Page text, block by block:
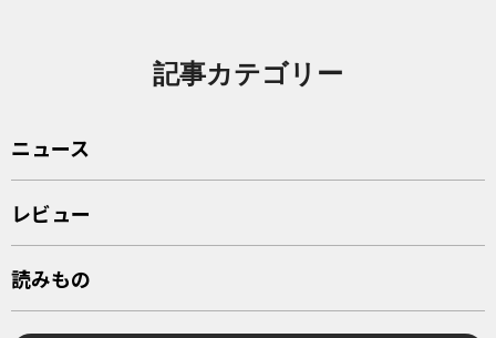
記事カテゴリー
ニュース
レビュー
読みもの